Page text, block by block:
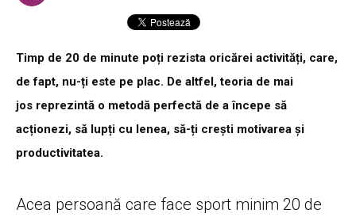
Timp de 20 de minute poți rezista oricărei activități, care,
de fapt, nu-ți este pe plac. De altfel, teoria de mai
jos reprezintă o metodă perfectă de a începe să
acționezi, să lupți cu lenea, să-ți crești motivarea și
productivitatea.
Acea persoană care face sport minim 20 de